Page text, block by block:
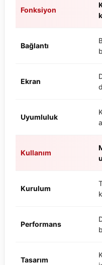
Fonksiyon
Bağlantı
Ekran
Uyumluluk
Kullanım
Kurulum
Performans
Tasarım